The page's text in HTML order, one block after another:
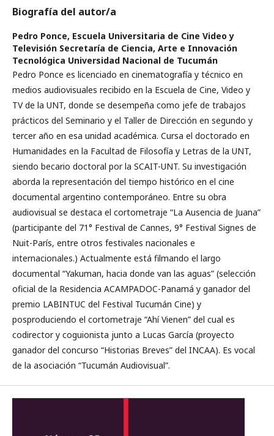
Biografía del autor/a
Pedro Ponce, Escuela Universitaria de Cine Video y
Televisión Secretaría de Ciencia, Arte e Innovación
Tecnológica Universidad Nacional de Tucumán
Pedro Ponce es licenciado en cinematografía y técnico en
medios audiovisuales recibido en la Escuela de Cine, Video y
TV de la UNT, donde se desempeña como jefe de trabajos
prácticos del Seminario y el Taller de Dirección en segundo y
tercer año en esa unidad académica. Cursa el doctorado en
Humanidades en la Facultad de Filosofía y Letras de la UNT,
siendo becario doctoral por la SCAIT-UNT. Su investigación
aborda la representación del tiempo histórico en el cine
documental argentino contemporáneo. Entre su obra
audiovisual se destaca el cortometraje “La Ausencia de Juana”
(participante del 71° Festival de Cannes, 9° Festival Signes de
Nuit-París, entre otros festivales nacionales e
internacionales.) Actualmente está filmando el largo
documental “Yakuman, hacia donde van las aguas” (selección
oficial de la Residencia ACAMPADOC-Panamá y ganador del
premio LABINTUC del Festival Tucumán Cine) y
posproduciendo el cortometraje “Ahí Vienen” del cual es
codirector y coguionista junto a Lucas García (proyecto
ganador del concurso “Historias Breves” del INCAA). Es vocal
de la asociación “Tucumán Audiovisual”.